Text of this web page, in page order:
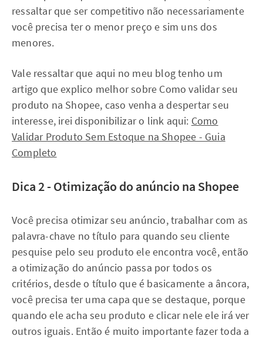
ressaltar que ser competitivo não necessariamente
você precisa ter o menor preço e sim uns dos
menores.
Vale ressaltar que aqui no meu blog tenho um
artigo que explico melhor sobre Como validar seu
produto na Shopee, caso venha a despertar seu
interesse, irei disponibilizar o link aqui: Como
Validar Produto Sem Estoque na Shopee - Guia
Completo
Dica 2 - Otimização do anúncio na Shopee
Você precisa otimizar seu anúncio, trabalhar com as
palavra-chave no título para quando seu cliente
pesquise pelo seu produto ele encontra você, então
a otimização do anúncio passa por todos os
critérios, desde o título que é basicamente a âncora,
você precisa ter uma capa que se destaque, porque
quando ele acha seu produto e clicar nele ele irá ver
outros iguais. Então é muito importante fazer toda a